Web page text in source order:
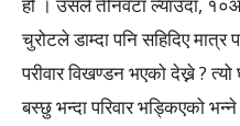
चुरोटले डाम्दा पनि सहिदिए
परीवार विखण्डन भएको देख्ने ?
बस्छु भन्दा परिवार भड्किएको